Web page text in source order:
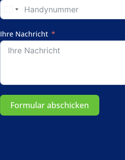
Ihre Nachricht
Formular abschicken